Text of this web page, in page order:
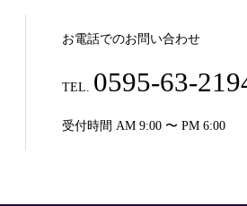
お電話でのお問い合わせ
TEL. 0595-63-
受付時間 AM 9:00 〜 PM 6:00